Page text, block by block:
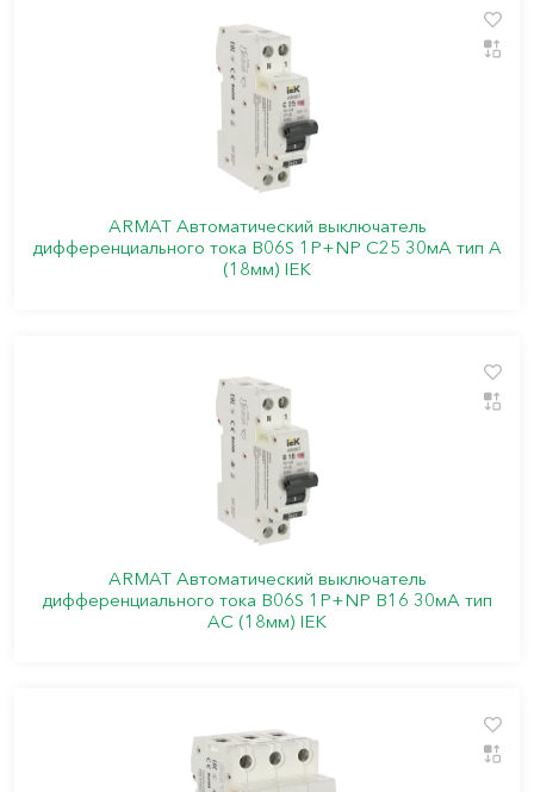
ARMAT Автоматический выключатель
дифференциального тока B06S 1P+NP C25 30мА тип A
(18мм) IEK
ARMAT Автоматический выключатель
дифференциального тока B06S 1P+NP B16 30мА тип
AC (18мм) IEK